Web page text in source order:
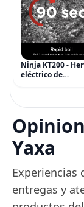
Ninja KT200 -
eléctrico de
ajuste de
de Acero
Yaxa
Experiencias
entregas y